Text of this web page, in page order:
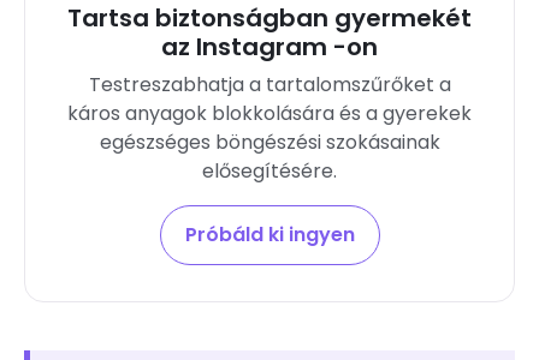
Tartsa biztonságban gyermekét
az Instagram -on
Testreszabhatja a tartalomszűrőket a
káros anyagok blokkolására és a gyerekek
egészséges böngészési szokásainak
elősegítésére.
Próbáld ki ingyen